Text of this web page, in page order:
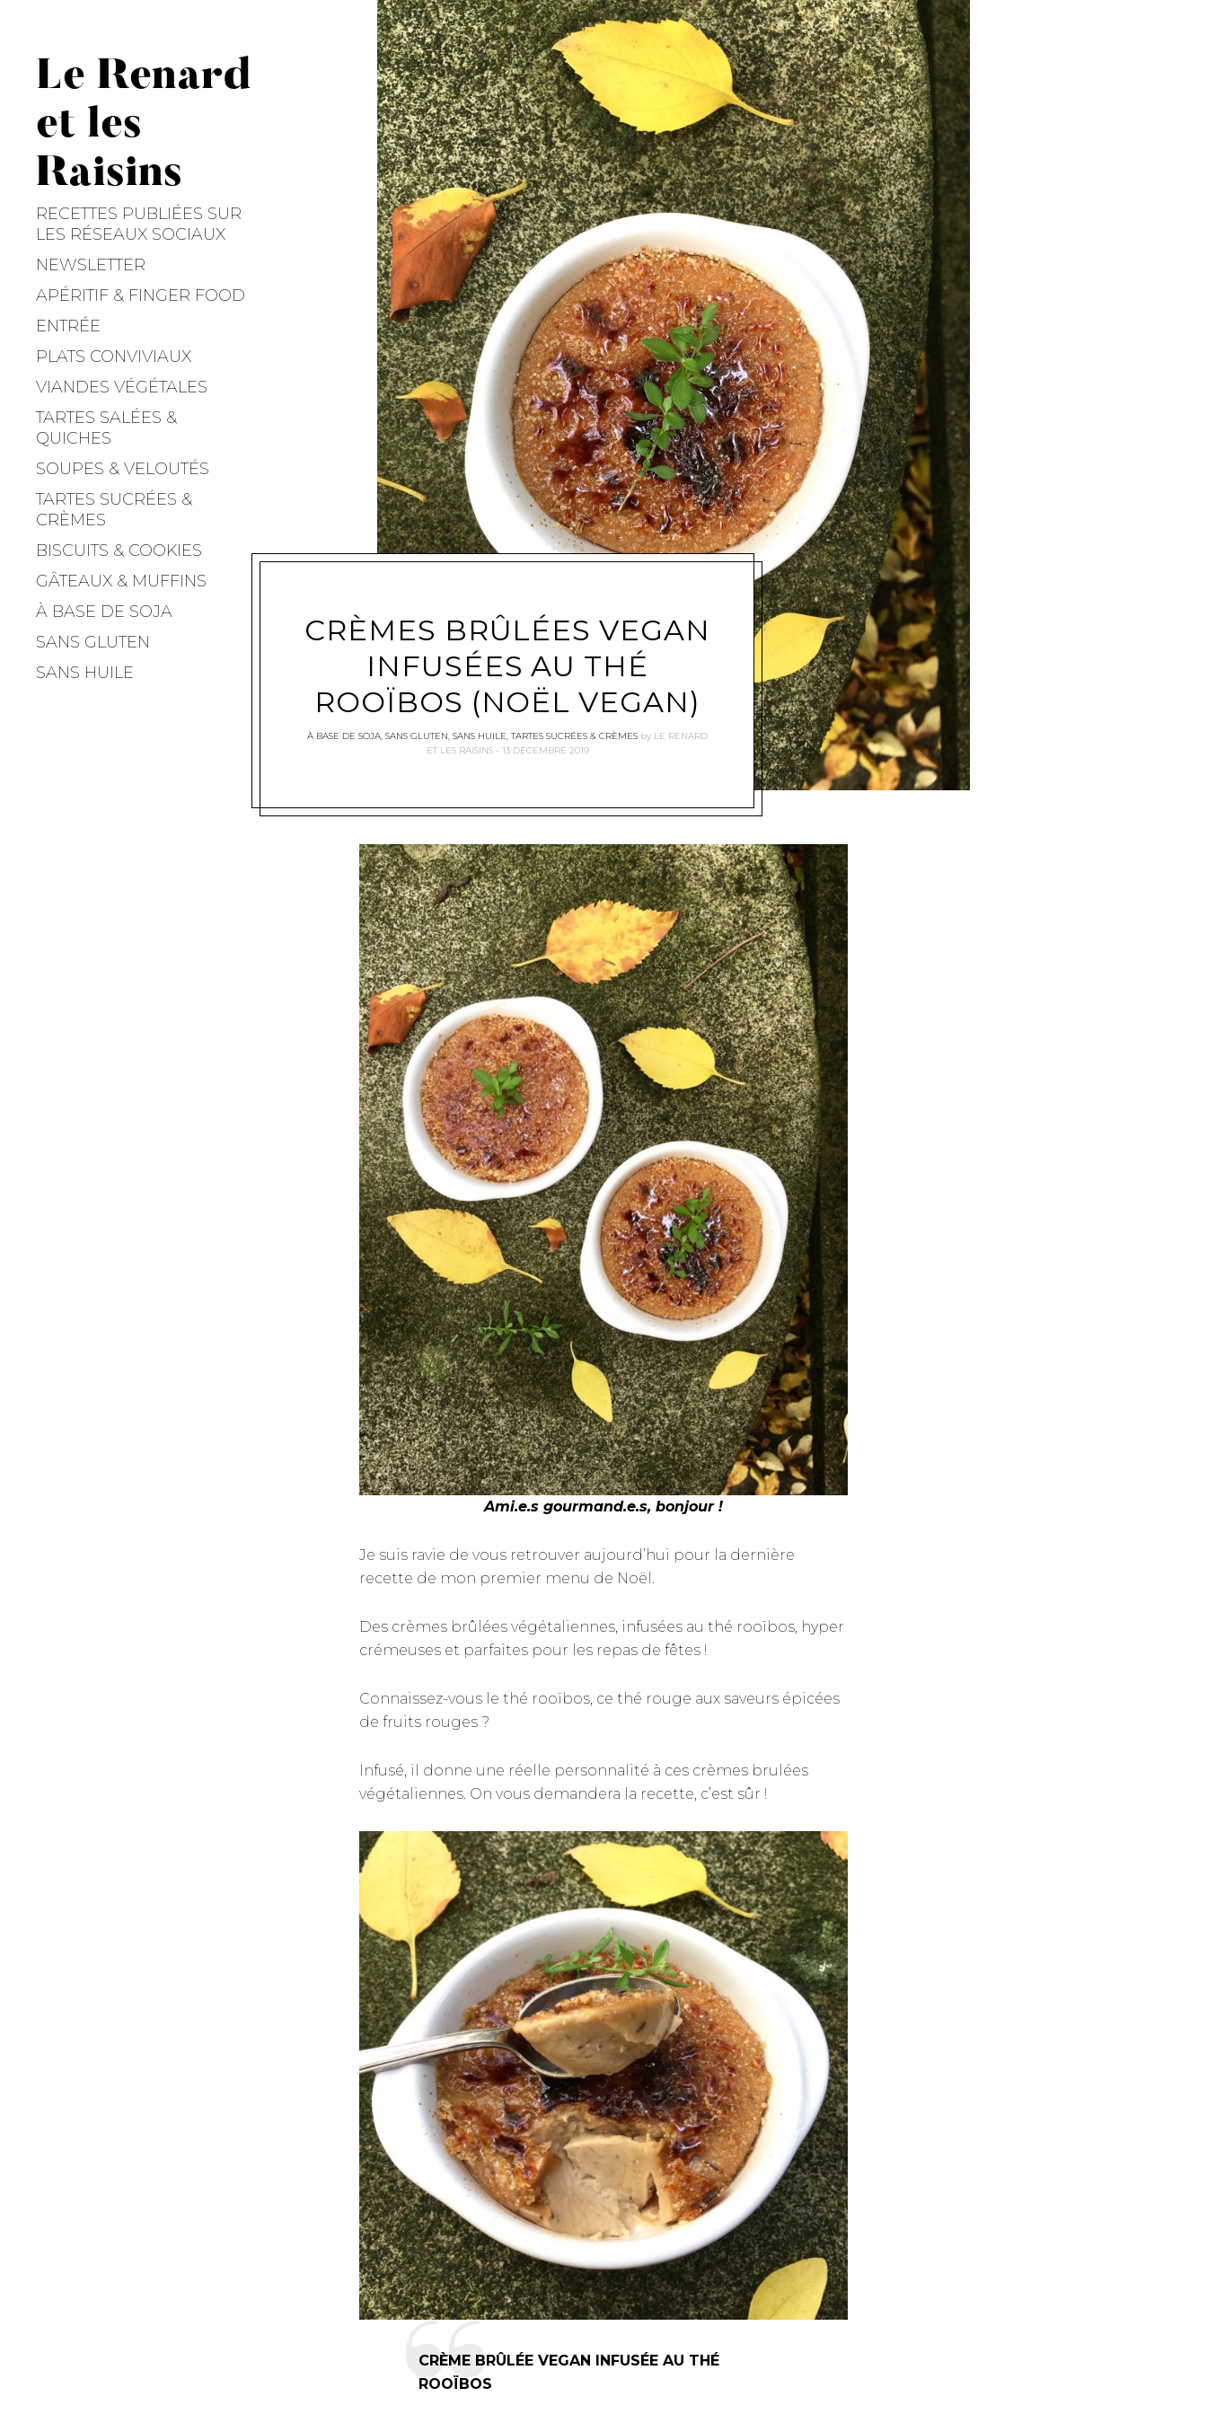
Le Renard
et les
Raisins
RECETTES PUBLIÉES SUR
LES RÉSEAUX SOCIAUX
NEWSLETTER
APÉRITIF & FINGER FOOD
ENTRÉE
PLATS CONVIVIAUX
VIANDES VÉGÉTALES
TARTES SALÉES &
QUICHES
SOUPES & VELOUTÉS
TARTES SUCRÉES &
CRÈMES
BISCUITS & COOKIES
GÂTEAUX & MUFFINS
À BASE DE SOJA
SANS GLUTEN
SANS HUILE
CRÈMES BRÛLÉES VEGAN
INFUSÉES AU THÉ
ROOÏBOS (NOËL VEGAN)
À BASE DE SOJA, SANS GLUTEN, SANS HUILE,TARTES SUCRÉES & CRÈMES by LE RENARD
ET LES RAISINS
13 DÉCEMBRE 2019
Ami.e.s gourmand.e.s, bonjour !
Je suis ravie de vous retrouver aujourd’hui pour la dernière
recette de mon premier menu de Noël.
Des crèmes brûlées végétaliennes, infusées au thé rooïbos, hyper
crémeuses et parfaites pour les repas de fêtes !
Connaissez-vous le thé rooïbos, ce thé rouge aux saveurs épicées
de fruits rouges ?
Infusé, il donne une réelle personnalité à ces crèmes brulées
végétaliennes. On vous demandera la recette, c’est sûr !
CRÈME BRÛLÉE VEGAN INFUSÉE AU THÉ
ROOÏBOS